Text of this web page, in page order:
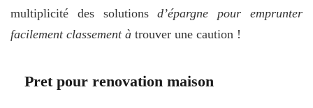
multiplicité des solutionsd’épargne pour emprunter
facilement classement à trouver une caution !
Pret pour renovation maison